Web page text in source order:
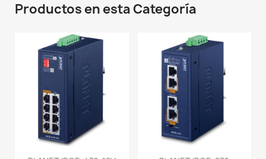
Productos en esta Categoría